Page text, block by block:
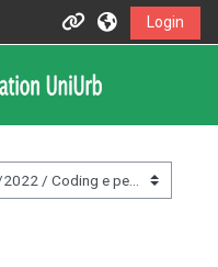
Login